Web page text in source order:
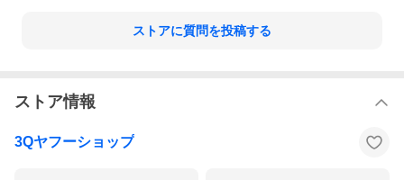
ストアに質問を投稿する
ストア情報
3Qヤフーショップ